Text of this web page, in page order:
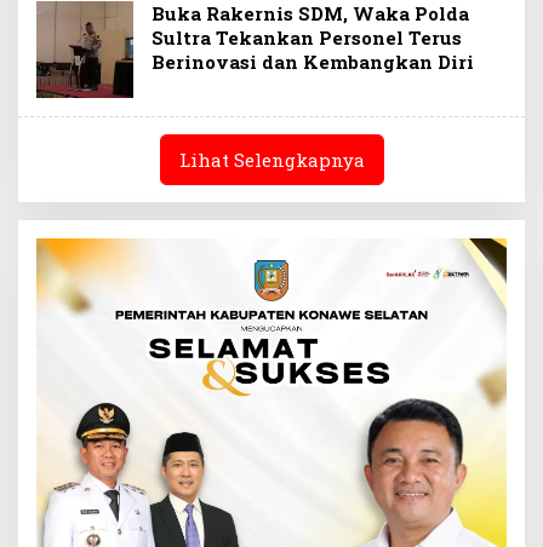
Buka Rakernis SDM, Waka Polda
Sultra Tekankan Personel Terus
Berinovasi dan Kembangkan Diri
Lihat Selengkapnya